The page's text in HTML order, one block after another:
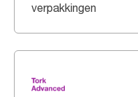
verpakkingen